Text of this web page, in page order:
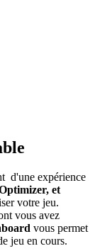
d'une expérience
et
votre jeu.
vous avez
vous permet
jeu en cours.